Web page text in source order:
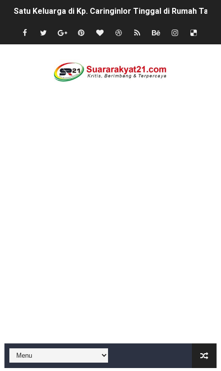
Satu Keluarga di Kp. Caringinlor Tinggal di Rumah Tak
Proyek Revitalisasi PAUD KB Al-Hikmah Serang
Di ikuti 14 Desa Turnamen sepak bola se-kecamatan
Official Statement by the Royal Office of Morocco
Hebat! Ada Jalan Tol "Donald J. Trump" di Wilayah